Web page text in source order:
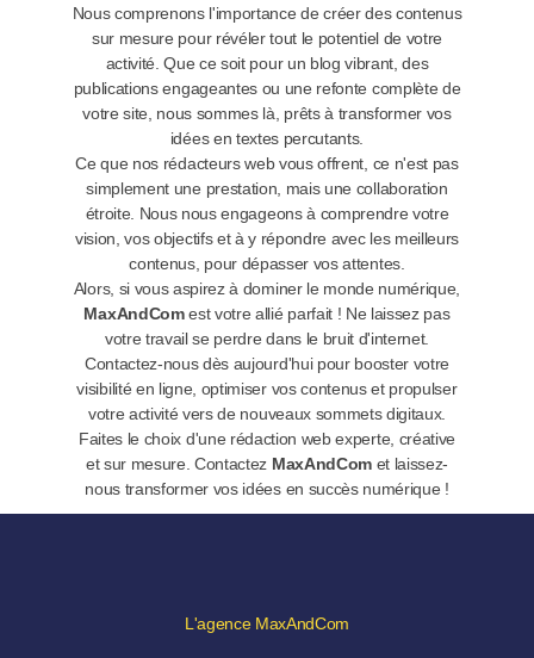
Nous comprenons l'importance de créer des contenus
sur mesure pour révéler tout le potentiel de votre
activité. Que ce soit pour un blog vibrant, des
publications engageantes ou une refonte complète de
votre site, nous sommes là, prêts à transformer vos
idées en textes percutants.
Ce que nos rédacteurs web vous offrent, ce n'est pas
simplement une prestation, mais une collaboration
étroite. Nous nous engageons à comprendre votre
vision, vos objectifs et à y répondre avec les meilleurs
contenus, pour dépasser vos attentes.
Alors, si vous aspirez à dominer le monde numérique,
MaxAndComest votre allié parfait ! Ne laissez pas
votre travail se perdre dans le bruit d'internet.
Contactez-nous dès aujourd'hui pour booster votre
visibilité en ligne, optimiser vos contenus et propulser
votre activité vers de nouveaux sommets digitaux.
Faites le choix d'une rédaction web experte, créative
et sur mesure. Contactez MaxAndComet laissez-
nous transformer vos idées en succès numérique !
L'agence MaxAndCom